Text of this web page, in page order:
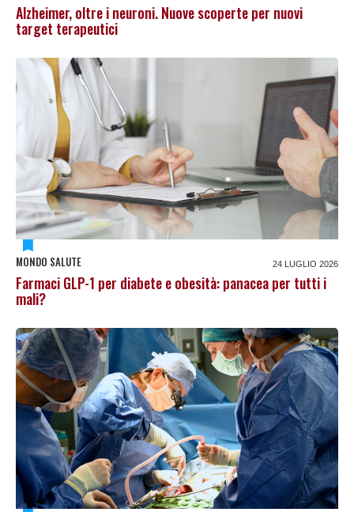
Alzheimer, oltre i neuroni. Nuove scoperte per nuovi
target terapeutici
MONDO SALUTE 24 LUGLIO 2026
Farmaci GLP-1 per diabete e obesità: panacea per tutti i
mali?